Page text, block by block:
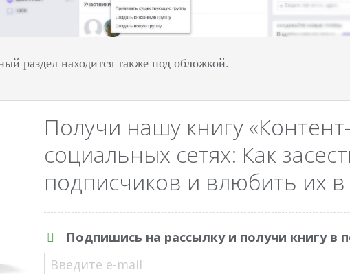
раздел находится также под обложкой.
Получи нашу книгу
социальных сетях: Как
подписчиков и влюбить их
Подпишись на рассылку и получи книгу в
Введите e-mail